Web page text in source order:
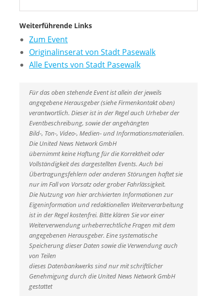
Weiterführende Links
Zum Event
Originalinserat von Stadt Pasewalk
Alle Events von Stadt Pasewalk
Für das oben stehende Event ist allein der jeweils
angegebene Herausgeber (siehe Firmenkontakt oben)
verantwortlich. Dieser ist in der Regel auch Urheber der
Eventbeschreibung, sowie der angehängten
Bild-, Ton-, Video-, Medien- und Informationsmaterialien.
Die United News Network GmbH
übernimmt keine Haftung für die Korrektheit oder
Vollständigkeit des dargestellten Events. Auch bei
Übertragungsfehlern oder anderen Störungen haftet sie
nur im Fall von Vorsatz oder grober Fahrlässigkeit.
Die Nutzung von hier archivierten Informationen zur
Eigeninformation und redaktionellen Weiterverarbeitung
ist in der Regel kostenfrei. Bitte klären Sie vor einer
Weiterverwendung urheberrechtliche Fragen mit dem
angegebenen Herausgeber. Eine systematische
Speicherung dieser Daten sowie die Verwendung auch
von Teilen
dieses Datenbankwerks sind nur mit schriftlicher
Genehmigung durch die United News Network GmbH
gestattet